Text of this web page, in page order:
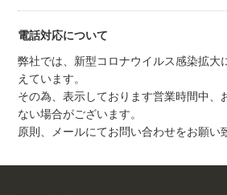
電話対応について
弊社では、新型コロナウイルス感染拡大
えています。
その為、表示しております営業時間中、
ない場合がございます。
原則、メールにてお問い合わせをお願い